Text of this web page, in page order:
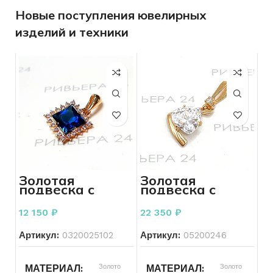
Новые поступления ювелирных
изделий и техники
Золотая
подвеска с
фианитами 585
пробы 1.62
грамм
12 150 ₽
Артикул: 0320025102
МАТЕРИАЛ Золото
Золотая
подвеска с
фианитами 585
проба 2,98
грамм
22 350 ₽
Артикул: 05200246
МАТЕРИАЛ Золото